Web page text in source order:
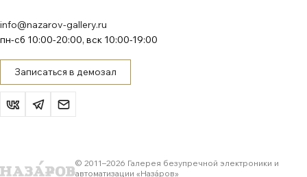
info@nazarov-gallery.ru
пн-сб 10:00-20:00, вск 10:00-19:00
Записаться в демозал
© 2011–2026 Галерея безупречной электроники и
автоматизации «Назáров»